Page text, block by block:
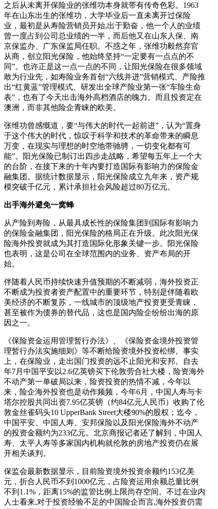
之后从未离开保险业的张维功本身就带有传奇色彩。1963
年在山东出生的张维功，大学毕业后一直未离开过保险
业，最初是从寿险营销员开始,出于勤奋，他一个人的业绩
曾一度占到公司总业绩的一半，而后他又在山东人保、南
京保监办、广东保监局任职。不惑之年，张维功毅然弃官
从商，创立阳光保险，他始终坚持“一定要有一点点的不
同”。也许正是这一点一点的不同，让阳光保险在很多领域
敢为行业先，如寿险业务首创“六线并进”营销模式、产险推
出“红黄蓝”管理模式、研发出全球产险业第一张“车险生命
表”，也有了今天出击海外高档酒店的魄力。而且投资定在
澳洲，而非其他险企青睐的欧美。
张维功曾感慨道，要“与伟大的时代一起前进”，认为“置身
于这个伟大的时代，惊叹于科学和技术的革命带来的瞬息
万变，在现实与理想的时空地带驰骋，一切变化都有可
能”。阳光保险已制订出四步走战略，希望每五年上一个大
的台阶，在接下来的十年内要打造国际有影响力的保险金
融集团。据统计数据显示，阳光保险成立九年来，资产规
模突破千亿元，累计承担社会风险超过80万亿元。
出手海外避免一窝蜂
从产险到寿险，从最具成长性的保险集团到国际有影响力
的保险金融集团，阳光保险的格局正在升级。此次阳光保
险海外投资就成为其打造国际化形象关键一步。阳光保险
也表明，这是公司在全球范围内的业务、资产布局的开
始。
伴随着人民币持续快速升值预期的不断减弱，海外投资正
不断成为投资者资产配置中的重要环节，特别是伴随着欧
美经济的不断复苏，一线城市的顶级地产投资更受青睐，
甚至被作为债券的替代品，这也是国内险企纷纷出海的原
因之一。
《保险资金运用管理暂行办法》、《保险资金境外投资管
理暂行办法实施细则》等不断给险资境外投资松绑。事实
上，在保险业，走出国门投资的远不止阳光和安邦。自去
年7月中国平安以2.6亿英镑买下伦敦劳合社大楼，险资海外
不动产第一单破局以来，险资投资的热情不减，今年以
来，险企海外投资也是动作频频，今年6月，中国人寿与卡
塔尔控股共同出资7.95亿英镑（约84亿元人民币）收购了伦
敦金丝雀码头10 UpperBank Street大楼90%的股权；迄今，
中国平安、中国人寿、安邦保险以及阳光保险海外不动产
的投资金额约为233亿元。北京商报记者还了解到，中国人
寿、太平人寿等多家国内机构就伦敦的房地产投资仍在展
开相关谈判。
保监会最新数据显示，目前险资境外投资余额约153亿美
元，折合人民币不到1000亿元，占险资运用余额总量比例
不到1.1%，距离15%的监管比例上限尚存空间。不过在业内
人士看来,对于投资经验不足的中国险企而言,海外投资仍需